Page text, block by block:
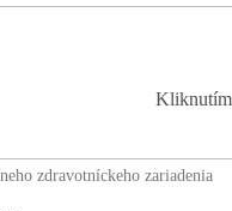
Kliknutím
zdravotníckeho zariadenia